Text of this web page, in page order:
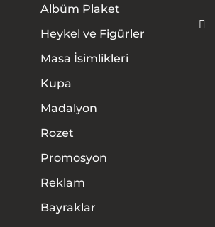
Albüm Plaket
Heykel ve Figürler
Masa İsimlikleri
Kupa
Madalyon
Rozet
Promosyon
Reklam
Bayraklar
Anasayfa
Hakkımızda